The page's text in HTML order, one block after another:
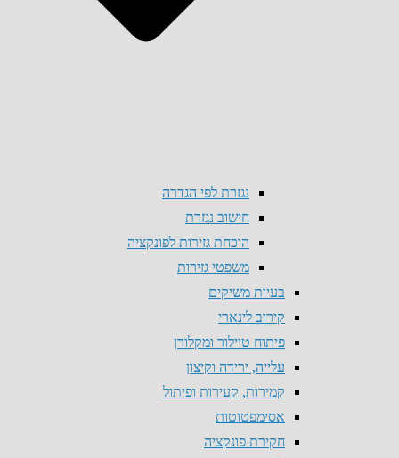
נגזרת לפי הגדרה
חישוב נגזרת
הוכחת גזירות לפונקציה
משפטי גזירות
בעיות משיקים
קירוב לינארי
פיתוח טיילור ומקלורן
עלייה, ירידה וקיצון
קמירות, קעירות ופיתול
אסימפטוטות
חקירת פונקציה